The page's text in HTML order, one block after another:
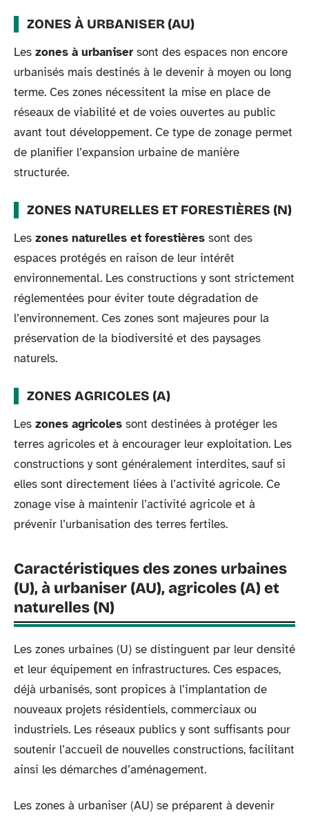
ZONES À URBANISER (AU)
Les zones à urbaniser sont des espaces non encore
urbanisés mais destinés à le devenir à moyen ou long
terme. Ces zones nécessitent la mise en place de
réseaux de viabilité et de voies ouvertes au public
avant tout développement. Ce type de zonage permet
de planifier l’expansion urbaine de manière
structurée.
ZONES NATURELLES ET FORESTIÈRES (N)
Les zones naturelles et forestières sont des
espaces protégés en raison de leur intérêt
environnemental. Les constructions y sont strictement
réglementées pour éviter toute dégradation de
l’environnement. Ces zones sont majeures pour la
préservation de la biodiversité et des paysages
naturels.
ZONES AGRICOLES (A)
Les zones agricoles sont destinées à protéger les
terres agricoles et à encourager leur exploitation. Les
constructions y sont généralement interdites, sauf si
elles sont directement liées à l’activité agricole. Ce
zonage vise à maintenir l’activité agricole et à
prévenir l’urbanisation des terres fertiles.
Caractéristiques des zones urbaines
(U), à urbaniser (AU), agricoles (A) et
naturelles (N)
Les zones urbaines (U) se distinguent par leur densité
et leur équipement en infrastructures. Ces espaces,
déjà urbanisés, sont propices à l’implantation de
nouveaux projets résidentiels, commerciaux ou
industriels. Les réseaux publics y sont suffisants pour
soutenir l’accueil de nouvelles constructions, facilitant
ainsi les démarches d’aménagement.
Les zones à urbaniser (AU) se préparent à devenir